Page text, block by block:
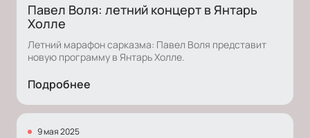
Павел Воля: летний концерт в Янтарь
Холле
Летний марафон сарказма: Павел Воля представит
новую программу в Янтарь Холле.
Подробнее
9 мая 2025